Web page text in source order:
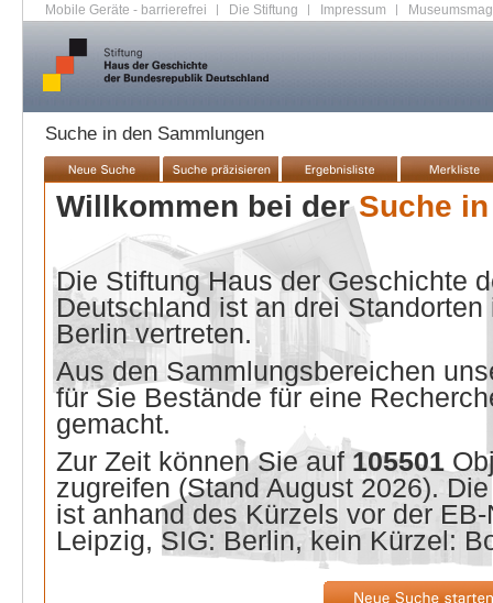
Mobile Geräte - barrierefrei | Die Stiftung | Impressum |
Suche in den Sammlungen
Willkommen bei derSuche
Die Stiftung Haus der Geschichte
Deutschland ist an drei
Berlin vertreten.
Aus den Sammlungsbereichen
für Sie Bestände für eine
gemacht.
Zur Zeit können Sie auf 105501
zugreifen (Stand August 2026).
ist anhand des Kürzels vor der
Leipzig, SIG: Berlin, kein Kürzel: